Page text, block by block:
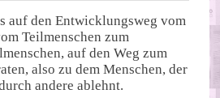
auf den Entwicklungsweg vom
Teilmenschen zum
auf den Weg zum
also zu dem Menschen, der
andere ablehnt.